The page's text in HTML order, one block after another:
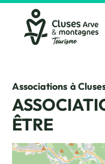
Associations à
ÊTRE